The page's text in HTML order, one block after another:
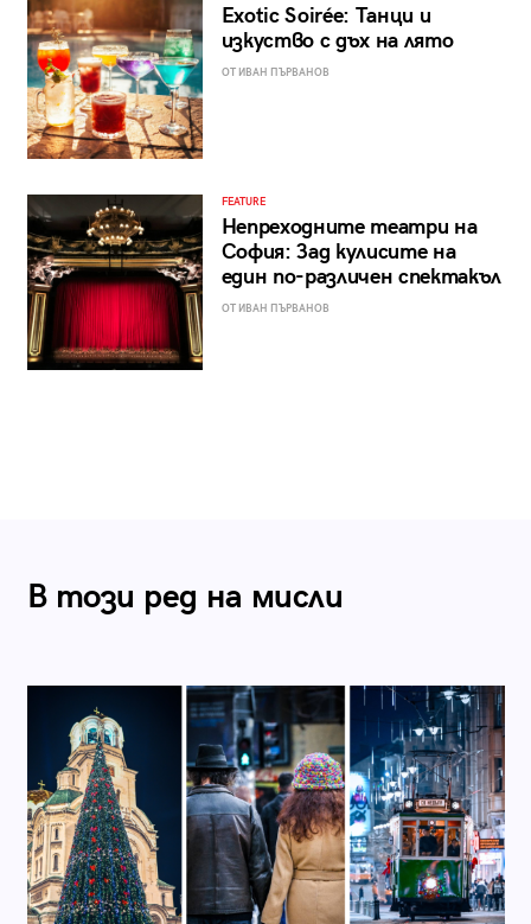
Exotic Soirée: Танци и
изкуство с дъх на лято
ОТ ИВАН ПЪРВАНОВ
FEATURE
Непреходните театри на
София: Зад кулисите на
един по-различен спектакъл
ОТ ИВАН ПЪРВАНОВ
В този ред на мисли